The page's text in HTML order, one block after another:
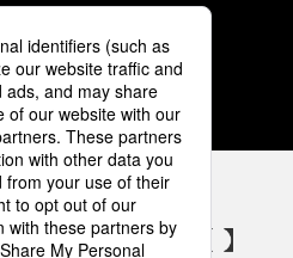
4 5
設備 SNSアカウント